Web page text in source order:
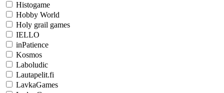
Histogame
Hobby World
Holy grail games
IELLO
inPatience
Kosmos
Laboludic
Lautapelit.fi
LavkaGames